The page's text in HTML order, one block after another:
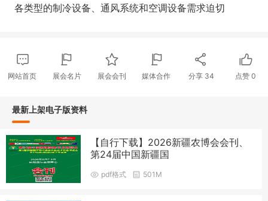
各类型的制冷设备、通风系统和空调设备需求迫切
网站首页 展会名片 展会会刊 媒体合作 分享 34 点赞0
最新上架电子版资料
【自行下载】2026新疆农博会会刊、
第24届中国新疆国
pdf格式 501M